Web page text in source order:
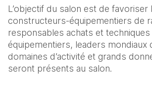
L’objectif du salon est de favoriser
constructeurs-équipementiers de
responsables achats et techniques
équipementiers, leaders mondiaux
domaines d’activité et grands
seront présents au salon.